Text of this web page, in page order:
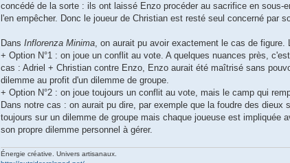
concédé de la sorte : ils ont laissé Enzo procéder au sacrifice en sous-
l'en empêcher. Donc le joueur de Christian est resté seul concerné par
Dans Inflorenza Minima, on aurait pu avoir exactement le cas de
+ Option N°1 : on joue un conflit au vote. A quelques nuances près,
cas : Adriel + Christian contre Enzo, Enzo aurait été maîtrisé sans
dilemme au profit d'un dilemme de groupe.
+ Option N°2 : on joue toujours un conflit au vote, mais le camp qui
Dans notre cas : on aurait pu dire, par exemple que la foudre des
toujours sur un dilemme de groupe mais chaque joueuse est
son propre dilemme personnel à gérer.
Énergie créative. Univers artisanaux.